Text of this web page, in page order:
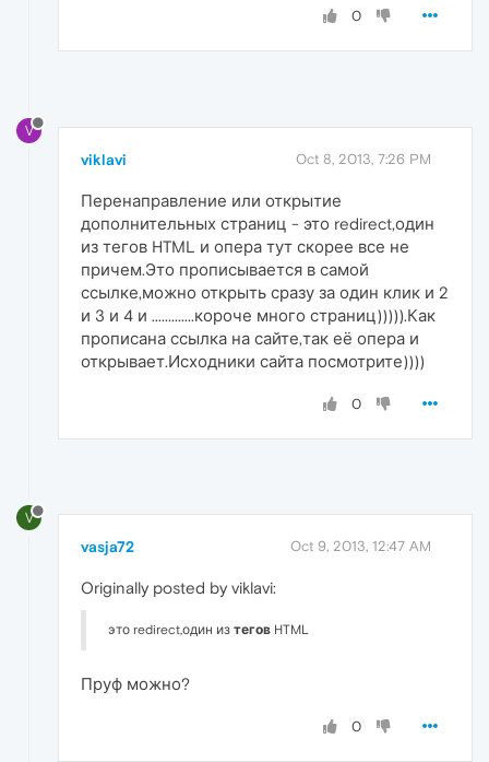
0
V
viklavi Oct 8, 2013, 7:26 PM
Перенаправление или открытие
дополнительных страниц - это redirect,один
из тегов HTML и опера тут скорее все не
причем.Это прописывается в самой
ссылке,можно открыть сразу за один клик и 2
и 3 и 4 и .............короче много страниц))))).Как
прописана ссылка на сайте,так её опера и
открывает.Исходники сайта посмотрите))))
0
V
vasja72 Oct 9, 2013, 12:47 AM
Originally posted by viklavi:
это redirect,один из тегов HTML
Пруф можно?
0